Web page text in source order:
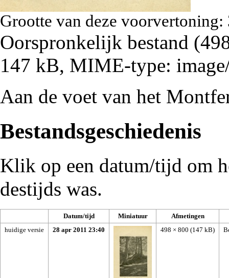
Grootte van deze voorvertoning:
Oorspronkelijk bestand
147 kB, MIME-type:
Aan de voet van het
Bestandsgeschiedenis
Klik op een datum/tijd om
destijds was.
Datum/tijd Miniatuur
Afmetingen
huidige versie
28 apr 2011 23:40 498 × 800 (147 kB)